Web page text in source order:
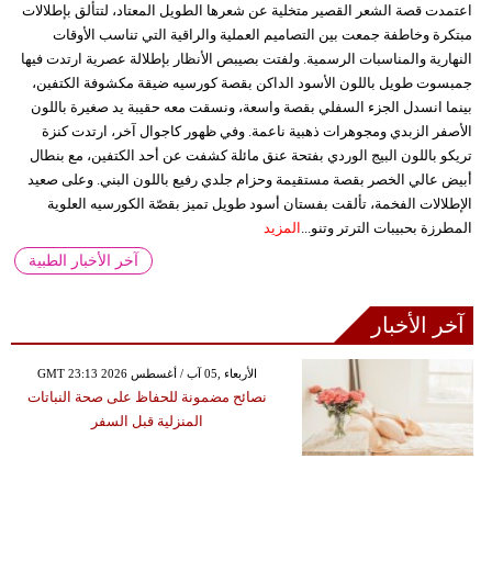
اعتمدت قصة الشعر القصير متخلية عن شعرها الطويل المعتاد، لتتألق بإطلالات
مبتكرة وخاطفة جمعت بين التصاميم العملية والراقية التي تناسب الأوقات
النهارية والمناسبات الرسمية. ولفتت بصيبص الأنظار بإطلالة عصرية ارتدت فيها
جمبسوت طويل باللون الأسود الداكن بقصة كورسيه ضيقة مكشوفة الكتفين،
بينما انسدل الجزء السفلي بقصة واسعة، ونسقت معه حقيبة يد صغيرة باللون
الأصفر الزبدي ومجوهرات ذهبية ناعمة. وفي ظهور كاجوال آخر، ارتدت كنزة
تريكو باللون البيج الوردي بفتحة عنق مائلة كشفت عن أحد الكتفين، مع بنطال
أبيض عالي الخصر بقصة مستقيمة وحزام جلدي رفيع باللون البني. وعلى صعيد
الإطلالات الفخمة، تألقت بفستان أسود طويل تميز بقصّة الكورسيه العلوية
المطرزة بحبيبات الترتر وتنو...
المزيد
آخر الأخبار الطبية
آخر الأخبار
GMT 23:13 2026 الأربعاء ,05 آب / أغسطس
نصائح مضمونة للحفاظ على صحة النباتات
المنزلية قبل السفر